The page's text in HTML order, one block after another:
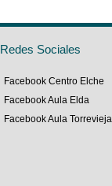
Redes Sociales
Facebook Centro Elche
Facebook Aula Elda
Facebook Aula Torrevieja